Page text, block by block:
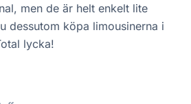
men de är helt enkelt lite
dessutom köpa limousinerna i
lycka!